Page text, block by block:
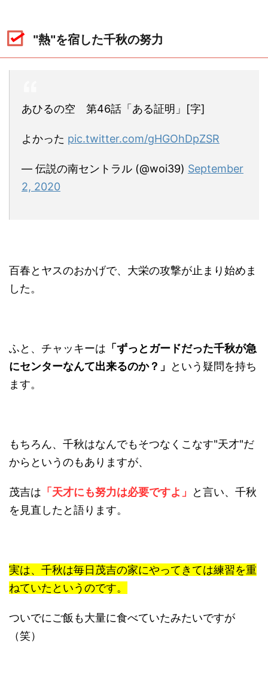
"熱"を宿した千秋の努力
あひるの空 第46話「ある証明」[字]
よかった pic.twitter.com/gHGOhDpZSR
— 伝説の南セントラル (@woi39) September
2, 2020
百春とヤスのおかげで、大栄の攻撃が止まり始めま
した。
ふと、チャッキーは 「ずっとガードだった千秋が急
にセンターなんて出来るのか？」
という疑問を持ち
ます。
もちろん、千秋はなんでもそつなくこなす"天才"だ
からというのもありますが、
茂吉は 「天才にも努力は必要ですよ」
と言い、千秋
を見直したと語ります。
実は、千秋は毎日茂吉の家にやってきては練習を重
ねていたというのです。
ついでにご飯も大量に食べていたみたいですが
（笑）